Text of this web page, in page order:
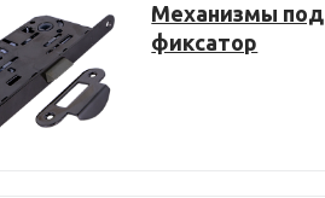
Механизмы под
фиксатор